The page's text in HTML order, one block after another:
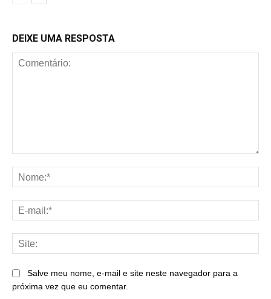
DEIXE UMA RESPOSTA
Salve meu nome, e-mail e site neste navegador para a
próxima vez que eu comentar.